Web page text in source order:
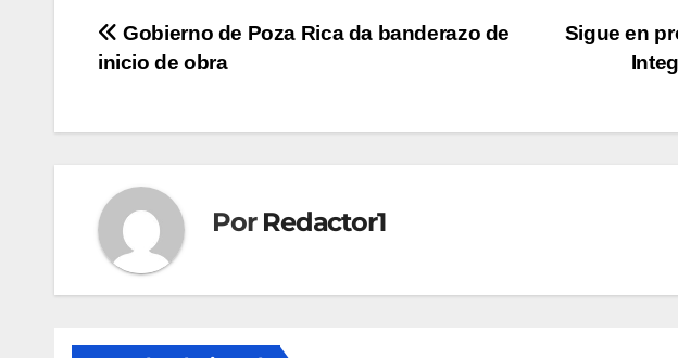
Navegación
entradas
Sigue en
Gobierno de Poza Rica da banderazo de
inicio de obra
Por Redactor1